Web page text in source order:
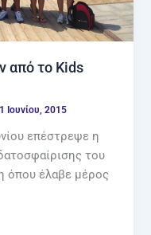
από το Kids
1 Ιουνίου, 2015
επέστρεψε η
του
όπου έλαβε μέρος